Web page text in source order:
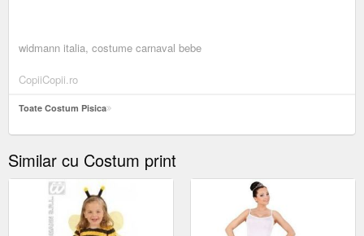
widmann italia, costume carnaval bebe
CopiiCopii.ro
Toate Costum Pisica
Similar cu Costum print